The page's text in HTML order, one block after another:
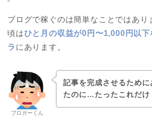
ブログで稼ぐのは簡単なことではあり
頃はひと月の収益が0円〜1,000円以
ラ にあります。
ブロガーくん
記事を完成させるために
たのに…たったこれだけ